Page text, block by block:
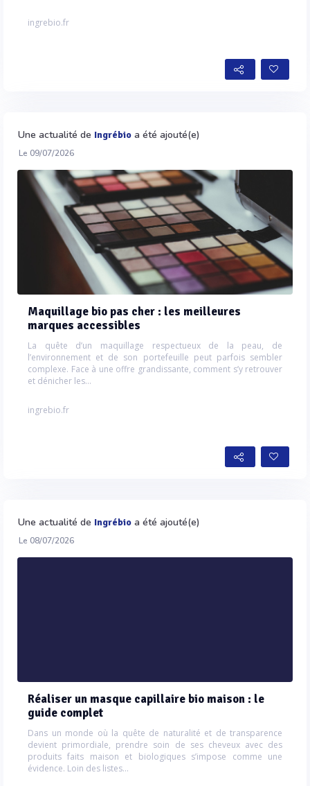
ingrebio.fr
Une actualité de Ingrébio a été ajouté(e)
Le 09/07/2026
Maquillage bio pas cher : les meilleures
marques accessibles
La quête d’un maquillage respectueux de la peau, de
l’environnement et de son portefeuille peut parfois sembler
complexe. Face à une offre grandissante, comment s’y retrouver
et dénicher les...
ingrebio.fr
Une actualité de Ingrébio a été ajouté(e)
Le 08/07/2026
Réaliser un masque capillaire bio maison : le
guide complet
Dans un monde où la quête de naturalité et de transparence
devient primordiale, prendre soin de ses cheveux avec des
produits faits maison et biologiques s’impose comme une
évidence. Loin des listes...